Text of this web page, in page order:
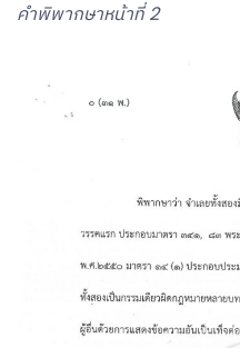
คำพิพากษาหน้าที่ 2